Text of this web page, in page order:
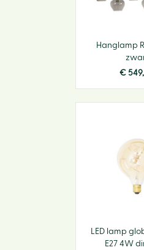
Hanglamp
€ 549,
LED lamp
E27 4W